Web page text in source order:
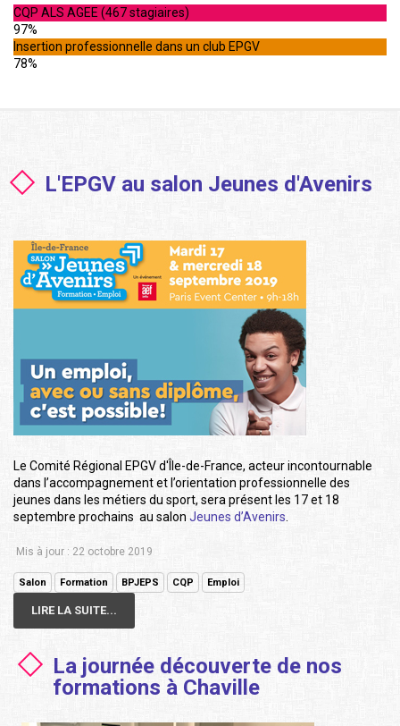
CQP ALS AGEE (467 stagiaires)
97%
Insertion professionnelle dans un club EPGV
78%
L'EPGV au salon Jeunes d'Avenirs
Le Comité Régional EPGV d'Île-de-France, acteur incontournable
dans l’accompagnement et l’orientation professionnelle des
jeunes dans les métiers du sport, sera présent les 17 et 18
septembre prochains au salon Jeunes d’Avenirs.
Mis à jour : 22 octobre 2019
Salon Formation BPJEPS CQP Emploi
LIRE LA SUITE...
La journée découverte de nos
formations à Chaville